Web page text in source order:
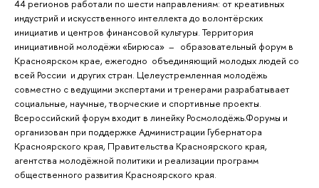
44 регионов работали по шести направлениям: от креативных
индустрий и искусственного интеллекта до волонтёрских
инициатив и центров финансовой культуры. Территория
инициативной молодёжи «Бирюса» – образовательный форум в
Красноярском крае, ежегодно объединяющий молодых людей со
всей России и других стран. Целеустремленная молодёжь
совместно с ведущими экспертами и тренерами разрабатывает
социальные, научные, творческие и спортивные проекты.
Всероссийский форум входит в линейку Росмолодёжь.Форумы и
организован при поддержке Администрации Губернатора
Красноярского края, Правительства Красноярского края,
агентства молодёжной политики и реализации программ
общественного развития Красноярского края.